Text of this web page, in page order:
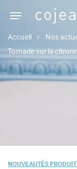
Accueil Nos
Tornade sur la
NOUVEAUTÉS